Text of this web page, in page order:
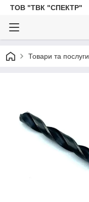
ТОВ "ТВК "СПЕКТР"
Товари та послуги